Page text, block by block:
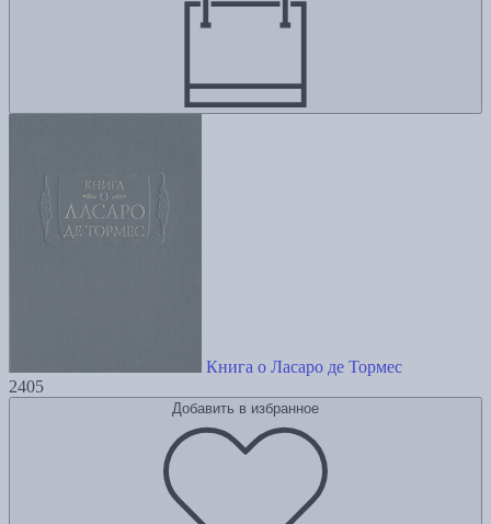
Книга о Ласаро де Тормес
2405
Добавить в избранное